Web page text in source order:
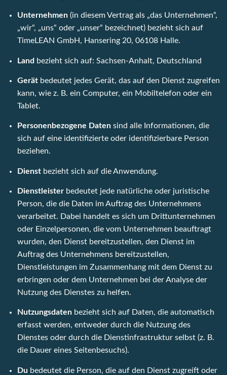
Unternehmen (in diesem Vertrag als „das Unternehmen“,
„wir“, „uns“ oder „unser“ bezeichnet) bezieht sich auf
TimeLEAN GmbH, Hansering 20, 06108 Halle.
Land bezieht sich auf: Sachsen-Anhalt, Deutschland
Gerät bedeutet jedes Gerät, das auf den Dienst zugreifen
kann, wie z. B. ein Computer, ein Mobiltelefon oder ein
Tablet.
Personenbezogene Daten sind alle Informationen, die
sich auf eine identifizierte oder identifizierbare Person
beziehen.
Dienst bezieht sich auf die Anwendung.
Dienstleister bedeutet jede natürliche oder juristische
Person, die die Daten im Auftrag des Unternehmens
verarbeitet. Dabei handelt es sich um Drittunternehmen
oder Einzelpersonen, die vom Unternehmen beauftragt
wurden, den Dienst bereitzustellen, den Dienst im
Auftrag des Unternehmens bereitzustellen,
Dienstleistungen im Zusammenhang mit dem Dienst zu
erbringen oder dem Unternehmen bei der Analyse der
Nutzung des Dienstes zu helfen.
Nutzungsdaten bezieht sich auf Daten, die automatisch
erfasst werden, entweder durch die Nutzung des
Dienstes oder durch die Dienstinfrastruktur selbst (z. B.
die Dauer eines Seitenbesuchs).
Du bedeutet die Person, die auf den Dienst zugreift oder